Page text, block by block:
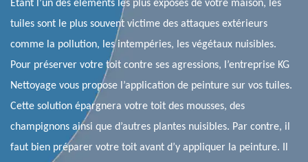
Étant l’un des éléments les plus exposés de votre maison, les
tuiles sont le plus souvent victime des attaques extérieurs
comme la pollution, les intempéries, les végétaux nuisibles.
Pour préserver votre toit contre ses agressions, l’entreprise KG
Nettoyage vous propose l’application de peinture sur vos tuiles.
Cette solution épargnera votre toit des mousses, des
champignons ainsi que d’autres plantes nuisibles. Par contre, il
faut bien préparer votre toit avant d’y appliquer la peinture. Il